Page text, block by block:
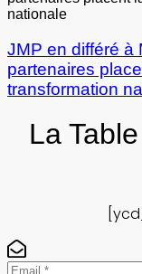
JMP en différé à
partenaires
transformation
La